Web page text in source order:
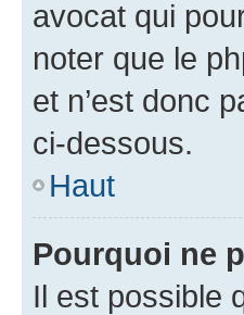
avocat qui
noter que le
et n’est donc
ci-dessous.
Haut
Pourquoi ne
Il est possible